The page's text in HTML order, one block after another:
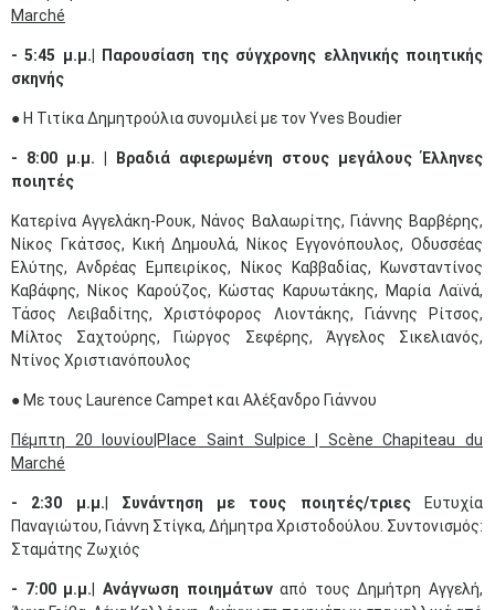
Marché
- 5:45 μ.μ.| Παρουσίαση της σύγχρονης ελληνικής ποιητικής
σκηνής
● Η Τιτίκα Δημητρούλια συνομιλεί με τον Yves Boudier​
- 8:00 μ.μ. | Βραδιά αφιερωμένη στους μεγάλους Έλληνες
ποιητές
Κατερίνα Αγγελάκη-Ρουκ, Νάνος Βαλαωρίτης, Γιάννης Βαρβέρης,
Νίκος Γκάτσος, Κική Δημουλά, Νίκος Εγγονόπουλος, Οδυσσέας
Ελύτης, Ανδρέας Εμπειρίκος, Νίκος Καββαδίας, Κωνσταντίνος
Καβάφης, Νίκος Καρούζος, Κώστας Καρυωτάκης, Μαρία Λαϊνά,
Τάσος Λειβαδίτης, Χριστόφορος Λιοντάκης, Γιάννης Ρίτσος,
Μίλτος Σαχτούρης, Γιώργος Σεφέρης, Άγγελος Σικελιανός,
Ντίνος Χριστιανόπουλος
● Με τους Laurence Campet και Αλέξανδρο Γιάννου
Πέμπτη 20 Ιουνίου |Place Saint Sulpice | Scène Chapiteau du
Marché
- 2:30 μ.μ. Συνάντηση με τους ποιητές/τριεςΕυτυχία
Παναγιώτου, Γιάννη Στίγκα, Δήμητρα Χριστοδούλου. Συντονισμός:
Σταμάτης Ζωχιός
- 7:00 μ.μ. Ανάγνωση ποιημάτωναπό τους Δημήτρη Αγγελή,